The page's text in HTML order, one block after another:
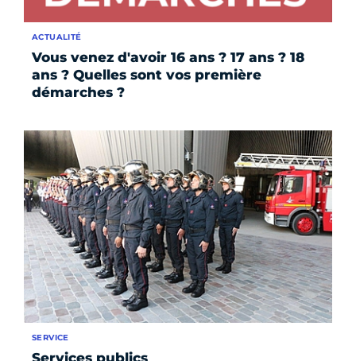
Vous venez d'avoir 16 ans ? 17 ans ? 18
ans ? Quelles sont vos première
démarches ?
ACTUALITÉ
Services publics
SERVICE